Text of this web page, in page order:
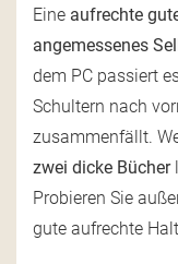
Eine aufrechte
angemessenes
dem PC passiert
Schultern nach
zusammenfällt.
zwei dicke Bücher
Probieren Sie
gute aufrechte